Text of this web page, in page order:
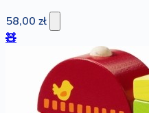
58,00 zł
🧸